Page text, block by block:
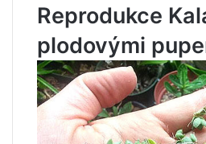
Reprodukce
plodovými